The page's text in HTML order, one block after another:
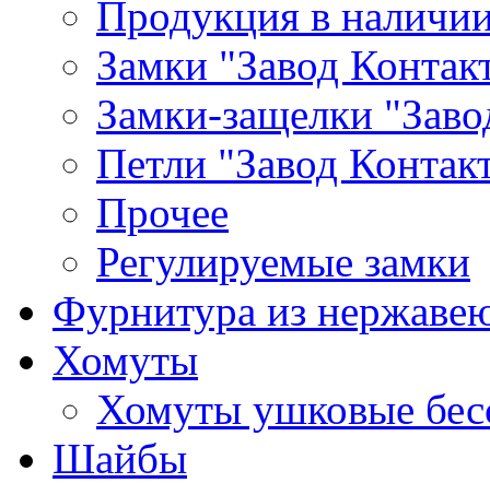
Продукция в
Замки "Завод
Замки-защелки
Петли "Завод
Прочее
Регулируемые замки
Фурнитура из
Хомуты
Хомуты ушковые
Шайбы